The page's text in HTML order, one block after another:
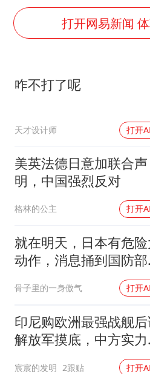
56岁刘
梅婷12
打开网易新闻
咋不打了呢
天才设计师 打开
美英法德日意加联合声
明，中国强烈反对
格林的公主 打开
就在明天，日本有危
动作，消息捅到国防部
骨子里的一身傲气 打开
印尼购欧洲最强战舰
解放军摸底，中方实力
宸宸的发明 2跟贴 打开